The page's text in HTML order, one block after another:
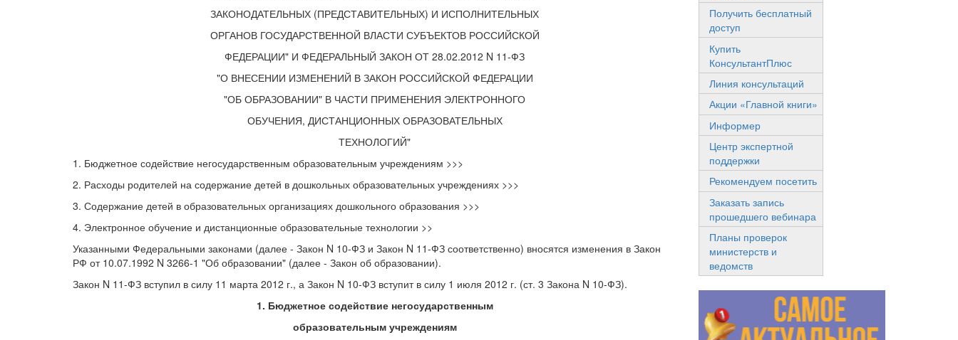
ЗАКОНОДАТЕЛЬНЫХ (ПРЕДСТАВИТЕЛЬНЫХ) И ИСПОЛНИТЕЛЬНЫХ
ОРГАНОВ ГОСУДАРСТВЕННОЙ ВЛАСТИ СУБЪЕКТОВ РОССИЙСКОЙ
ФЕДЕРАЦИИ" И ФЕДЕРАЛЬНЫЙ ЗАКОН ОТ 28.02.2012 N 11-ФЗ
"О ВНЕСЕНИИ ИЗМЕНЕНИЙ В ЗАКОН РОССИЙСКОЙ ФЕДЕРАЦИИ
"ОБ ОБРАЗОВАНИИ" В ЧАСТИ ПРИМЕНЕНИЯ ЭЛЕКТРОННОГО
ОБУЧЕНИЯ, ДИСТАНЦИОННЫХ ОБРАЗОВАТЕЛЬНЫХ
ТЕХНОЛОГИЙ"
1. Бюджетное содействие негосударственным образовательным учреждениям >>>
2. Расходы родителей на содержание детей в дошкольных образовательных учреждениях >>>
3. Содержание детей в образовательных организациях дошкольного образования >>>
4. Электронное обучение и дистанционные образовательные технологии >>
Указанными Федеральными законами (далее - Закон N 10-ФЗ и Закон N 11-ФЗ соответственно) вносятся изменения в Закон
РФ от 10.07.1992 N 3266-1 "Об образовании" (далее - Закон об образовании).
Закон N 11-ФЗ вступил в силу 11 марта 2012 г., а Закон N 10-ФЗ вступит в силу 1 июля 2012 г. (ст. 3 Закона N 10-ФЗ).
1. Бюджетное содействие негосударственным
образовательным учреждениям
Получить бесплатный
доступ
Купить
КонсультантПлюс
Линия консультаций
Акции «Главной книги»
Информер
Центр экспертной
поддержки
Рекомендуем посетить
Заказать запись
прошедшего вебинара
Планы проверок
министерств и
ведомств